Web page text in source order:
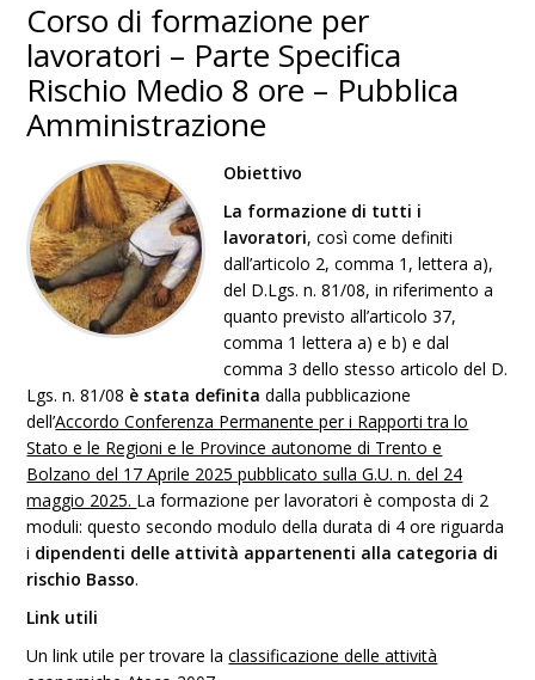
Corso di formazione per
lavoratori – Parte Specifica
Rischio Medio 8 ore – Pubblica
Amministrazione
Obiettivo
La formazione di tutti i
lavoratori, così come definiti
dall’articolo 2, comma 1, lettera a),
del D.Lgs. n. 81/08, in riferimento a
quanto previsto all’articolo 37,
comma 1 lettera a) e b) e dal
comma 3 dello stesso articolo del D.
Lgs. n. 81/08 è stata definita dalla pubblicazione
dell’Accordo Conferenza Permanente per i Rapporti tra lo
Stato e le Regioni e le Province autonome di Trento e
Bolzano del 17 Aprile 2025 pubblicato sulla G.U. n. del 24
maggio 2025. La formazione per lavoratori è composta di 2
moduli: questo secondo modulo della durata di 4 ore riguarda
i dipendenti delle attività appartenenti alla categoria di
rischio Basso.
Link utili
Un link utile per trovare laclassificazione delle attività